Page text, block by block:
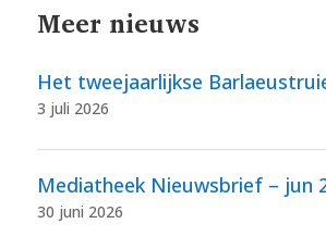
Meer nieuws
Het tweejaarlijkse
3 juli 2026
Mediatheek Nieuwsbrief – jun
30 juni 2026